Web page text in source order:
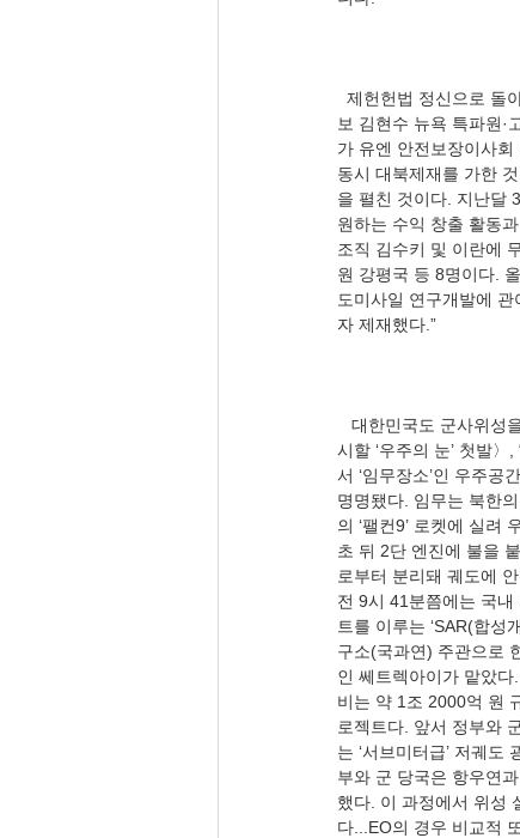
보 김현수 뉴욕 특파원·
가 유엔 안전보장이사
동시 대북제재를 가한
을 펼친 것이다. 지난달
원하는 수익 창출 활동
조직 김수키 및 이란에
원 강평국 등 8명이다.
도미사일 연구개발에
시할 ‘우주의 눈’ 첫발
서 ‘임무장소’인 우주공
명명됐다. 임무는 북한
의 ‘팰컨9’ 로켓에 실려
초 뒤 2단 엔진에 불을
로부터 분리돼 궤도에
전 9시 41분쯤에는 국내
트를 이루는 ‘SAR(합성
구소(국과연) 주관으로
인 쎄트렉아이가 맡았
비는 약 1조 2000억 원
로젝트다. 앞서 정부와
는 ‘서브미터급’ 저궤도
부와 군 당국은 항우연
했다. 이 과정에서 위성
다...EO의 경우 비교적